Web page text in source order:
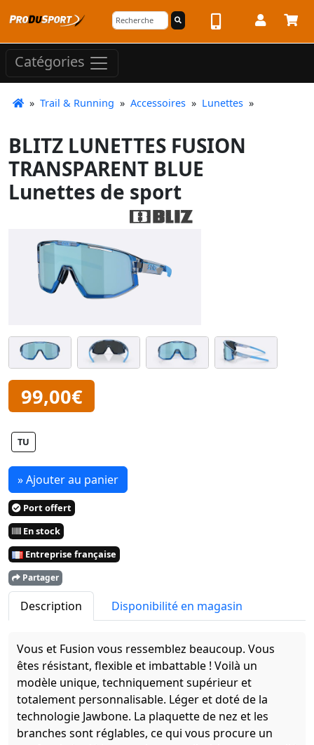
Catégories
» Trail & Running » Accessoires » Lunettes »
BLITZ LUNETTES FUSION
TRANSPARENT BLUE
Lunettes de sport
99,00€
TU
» Ajouter au panier
Port offert
En stock
Entreprise française
Partager
Description Disponibilité en magasin
Vous et Fusion vous ressemblez beaucoup. Vous
êtes résistant, flexible et imbattable ! Voilà un
modèle unique, techniquement supérieur et
totalement personnalisable. Léger et doté de la
technologie Jawbone. La plaquette de nez et les
branches sont réglables, ce qui vous procure un